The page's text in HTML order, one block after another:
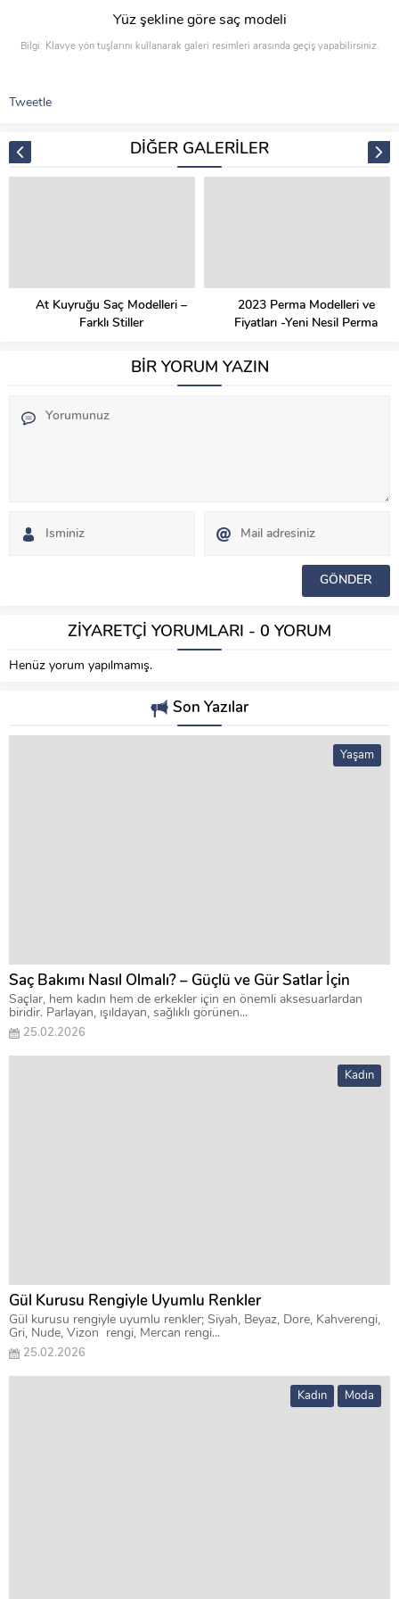
Yüz şekline göre saç modeli
Bilgi: Klavye yön tuşlarını kullanarak galeri resimleri arasında geçiş yapabilirsiniz.
Tweetle
DİĞER GALERİLER
At Kuyruğu Saç Modelleri –
Farklı Stiller
2023 Perma Modelleri ve
Fiyatları -Yeni Nesil Perma
BİR YORUM YAZIN
ZİYARETÇİ YORUMLARI - 0 YORUM
Henüz yorum yapılmamış.
Son Yazılar
Yaşam
Saç Bakımı Nasıl Olmalı? – Güçlü ve Gür Satlar İçin
Saçlar, hem kadın hem de erkekler için en önemli aksesuarlardan
biridir. Parlayan, ışıldayan, sağlıklı görünen...
25.02.2026
Kadın
Gül Kurusu Rengiyle Uyumlu Renkler
Gül kurusu rengiyle uyumlu renkler; Siyah, Beyaz, Dore, Kahverengi,
Gri, Nude, Vizon rengi, Mercan rengi...
25.02.2026
Kadın Moda